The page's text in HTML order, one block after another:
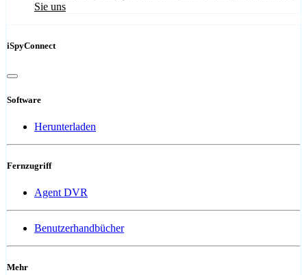
Sie uns
iSpyConnect
Software
Herunterladen
Fernzugriff
Agent DVR
Benutzerhandbücher
Mehr